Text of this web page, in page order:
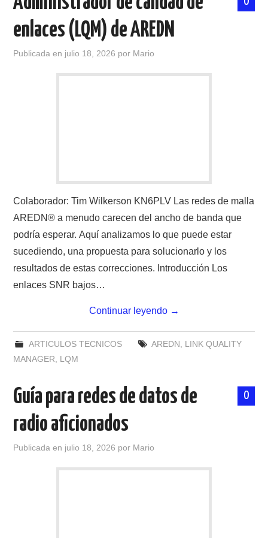
enlaces (LQM) de AREDN
Publicada en julio 18, 2026 por Mario
Colaborador: Tim Wilkerson KN6PLV Las redes de malla
AREDN® a menudo carecen del ancho de banda que
podría esperar. Aquí analizamos lo que puede estar
sucediendo, una propuesta para solucionarlo y los
resultados de estas correcciones. Introducción Los
enlaces SNR bajos…
Continuar leyendo →
ARTICULOS TECNICOS AREDN, LINK QUALITY
MANAGER, LQM
0
Guía para redes de datos de
radio aficionados
Publicada en julio 18, 2026 por Mario